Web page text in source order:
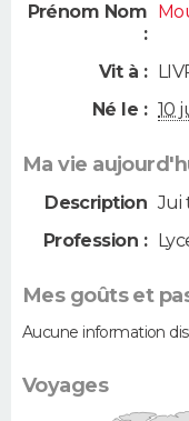
Prénom Nom
:
Vit à :
Né le : 10
Ma vie
Description Jui
Profession :
Mes goûts et
Aucune information
Voyages